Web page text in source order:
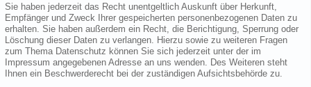
Sie haben jederzeit das Recht unentgeltlich Auskunft über Herkunft,
Empfänger und Zweck Ihrer gespeicherten personenbezogenen Daten zu
erhalten. Sie haben außerdem ein Recht, die Berichtigung, Sperrung oder
Löschung dieser Daten zu verlangen. Hierzu sowie zu weiteren Fragen
zum Thema Datenschutz können Sie sich jederzeit unter der im
Impressum angegebenen Adresse an uns wenden. Des Weiteren steht
Ihnen ein Beschwerderecht bei der zuständigen Aufsichtsbehörde zu.